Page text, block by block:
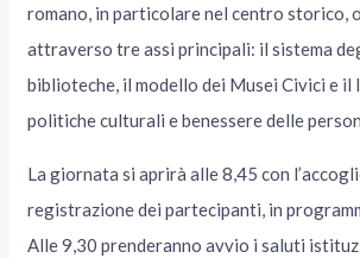
romano, in particolare nel centro storico,
attraverso tre assi principali: il sistema
biblioteche, il modello dei Musei Civici e il
politiche culturali e benessere delle
La giornata si aprirà alle 8,45 con
registrazione dei partecipanti, in
Alle 9,30 prenderanno avvio i saluti